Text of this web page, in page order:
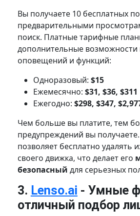
Вы получаете 10 бесплатных
предварительными
поиск. Платные тарифные
дополнительные возможности
оповещений и функций:
Одноразовый: $15
Ежемесячно: $31, $36, $311
Ежегодно: $298, $347,
Чем больше вы платите, тем
предупреждений вы получаете.
позволяет бесплатно удалять
своего движка, что делает его
безопасный для серьезных
3. Lenso.ai - Умные
отличный подбор